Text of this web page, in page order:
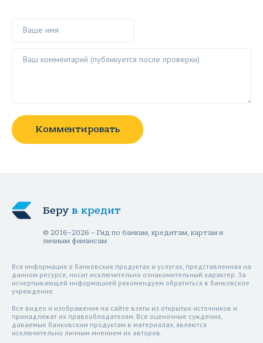
Комментировать
Беру в кредит
© 2016–2026 – Гид по банкам, кредитам, картам и
личным финансам
Вся информация о банковских продуктах и услугах, представленная на
данном ресурсе, носит исключительно ознакомительный характер. За
исчерпывающей информацией рекомендуем обратиться в банковское
учреждение.
Все видео и изображения на сайте взяты из открытых источников и
принадлежат их правообладателям. Все оценочные суждения,
даваемые банковским продуктам в материалах, являются
исключительно личным мнением их авторов.